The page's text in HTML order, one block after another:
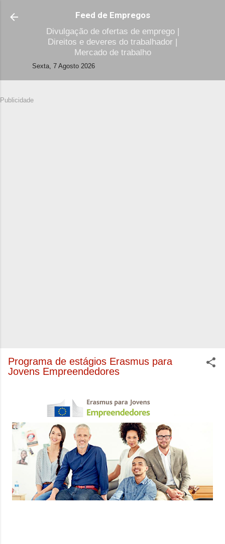
Avançar para o conteúdo principal
Feed de Empregos
Divulgação de ofertas de emprego |
Direitos e deveres do trabalhador |
Mercado de trabalho
Sexta, 7 Agosto 2026
Publicidade
Programa de estágios Erasmus para
Jovens Empreendedores